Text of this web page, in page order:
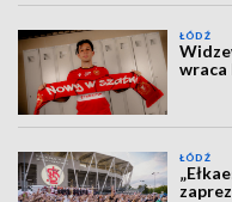
ŁÓDŹ
wraca
ŁÓDŹ